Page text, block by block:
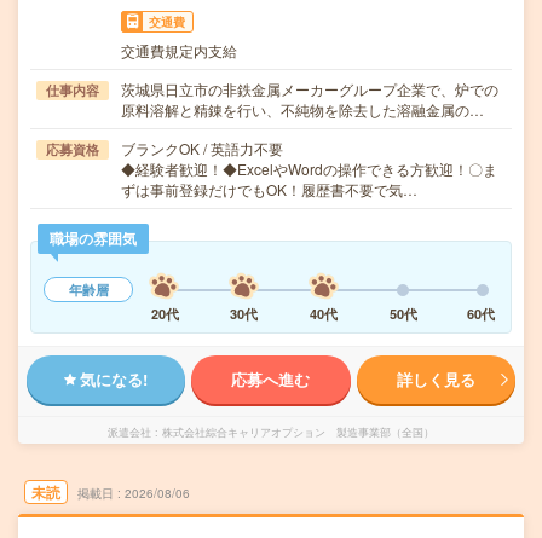
交通費
交通費規定内支給
仕事内容
茨城県日立市の非鉄金属メーカーグループ企業で、炉での
原料溶解と精錬を行い、不純物を除去した溶融金属の…
応募資格
ブランクOK / 英語力不要
◆経験者歓迎！◆ExcelやWordの操作できる方歓迎！〇ま
ずは事前登録だけでもOK！履歴書不要で気…
職場の雰囲気
年齢層
20代
30代 40代 50代 60代
気になる! 応募へ進む 詳しく見る
派遣会社 株式会社綜合キャリアオプション 製造事業部（全国）
未読 掲載日 2026/08/06